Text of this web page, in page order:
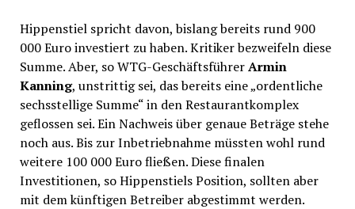
Hippenstiel spricht davon, bislang bereits rund 900
000 Euro investiert zu haben. Kritiker bezweifeln diese
Summe. Aber, so WTG-GeschäftsführerArmin
Kanning, unstrittig sei, das bereits eine „ordentliche
sechsstellige Summe“ in den Restaurantkomplex
geflossen sei. Ein Nachweis über genaue Beträge stehe
noch aus. Bis zur Inbetriebnahme müssten wohl rund
weitere 100 000 Euro fließen. Diese finalen
Investitionen, so Hippenstiels Position, sollten aber
mit dem künftigen Betreiber abgestimmt werden.